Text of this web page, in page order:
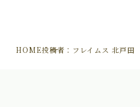
HOME投稿者：フレイムス 北戸田